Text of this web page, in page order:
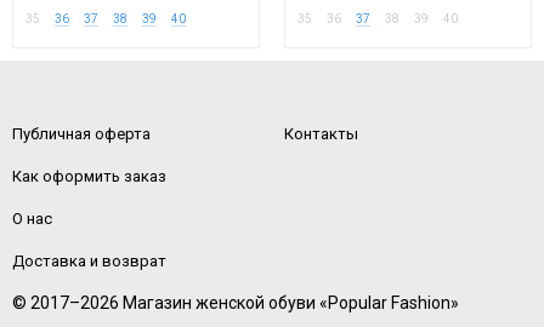
35 36 37 38 39 40 35 36 37 38 39 40
Публичная оферта
Как оформить заказ
О нас
Доставка и возврат
Контакты
© 2017–2026 Магазин женской обуви «Popular Fashion»